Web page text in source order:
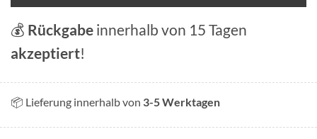
💰 Rückgabe innerhalb von 15 Tagen
akzeptiert!
📦 Lieferung innerhalb von 3-5 Werktagen